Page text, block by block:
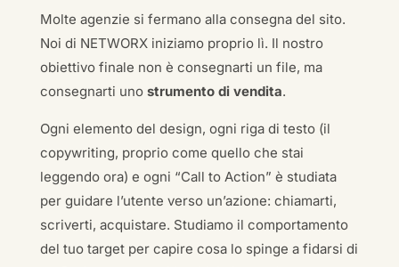
Molte agenzie si fermano alla consegna del sito.
Noi di NETWORX iniziamo proprio lì. Il nostro
obiettivo finale non è consegnarti un file, ma
consegnarti uno strumento di vendita.
Ogni elemento del design, ogni riga di testo (il
copywriting, proprio come quello che stai
leggendo ora) e ogni “Call to Action” è studiata
per guidare l’utente verso un’azione: chiamarti,
scriverti, acquistare. Studiamo il comportamento
del tuo target per capire cosa lo spinge a fidarsi di